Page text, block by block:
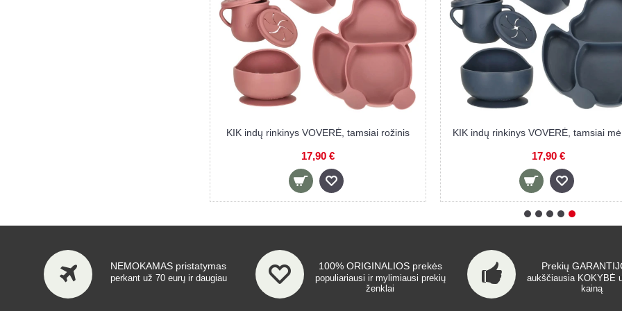
SMALL FOOT indų rinkinys GISSMO
11,50 €
SMALL FOOT indų rinkinys BEST FRIENDS
12,30 €
JJA indų ir
NEMOKAMAS pristatymas
perkant už 70 eurų ir daugiau
100% ORIGINALIOS prekės
populiariausi ir mylimiausi prekių
ženklai
Prekių
aukščiausia KOKYBĖ
kainą